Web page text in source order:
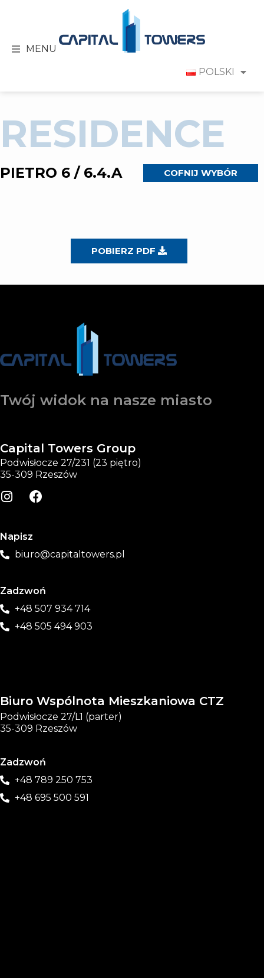
MENU
POLSKI
RESIDENCE
PIETRO 6 / 6.4.A COFNIJ WYBÓR
POBIERZ PDF
Twój widok na nasze miasto
Capital Towers Group
Podwisłocze 27/231 (23 piętro)
35-309 Rzeszów
Napisz
biuro@capitaltowers.pl
Zadzwoń
+48 507 934 714
+48 505 494 903
Biuro Wspólnota Mieszkaniowa CTZ
Podwisłocze 27/L1 (parter)
35-309 Rzeszów
Zadzwoń
+48 789 250 753
+48 695 500 591